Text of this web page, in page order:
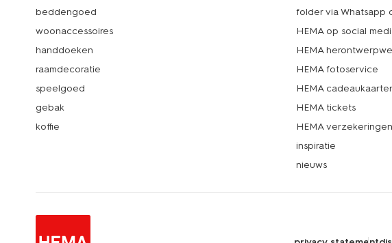
beddengoed
woonaccessoires
handdoeken
raamdecoratie
speelgoed
gebak
koffie
folder via Whatsapp
HEMA op social
HEMA
HEMA fotoservice
HEMA
HEMA tickets
HEMA verzekeringen
inspiratie
nieuws